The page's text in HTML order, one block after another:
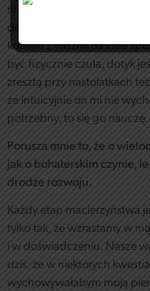
nie cieszyły. To, że cały czas
do piersi, było dla mnie
kontakt z ludźmi na inne
być fizycznie czuła, dotyk
zresztą przy nastolatkach
że intuicyjnie on mi nie
potrzebny, to się go nauczę.
Porusza mnie to, że o
jak o bohaterskim czynie,
drodze rozwoju.
Każdy etap macierzyństwa
tylko tak, że wzrastamy w
i w doświadczeniu. Nasze
dziś, że w niektórych
wychowywałabym moją